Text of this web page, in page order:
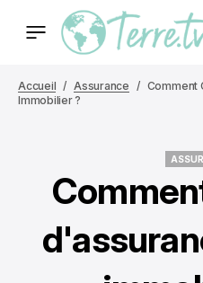
Accueil Assurance
Comment
Immobilier ?